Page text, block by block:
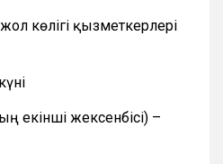
көлігі қызметкерлері
екінші жексенбісі) –